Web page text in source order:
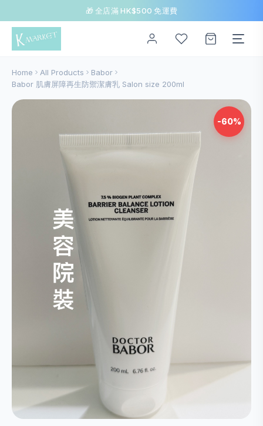
🎁 全店滿 HK$500 免運費
Home All Products
Babor
Babor 肌膚屏障再生防禦潔膚乳 Salon size 200ml
-60%